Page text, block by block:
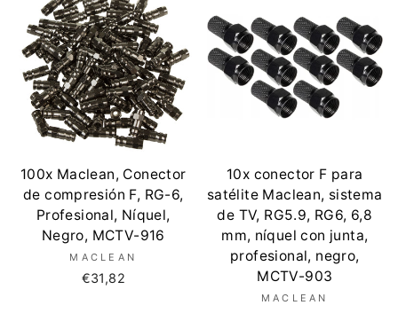
100x Maclean, Conector
de compresión F, RG-6,
Profesional, Níquel,
Negro, MCTV-916
MACLEAN
€31,82
10x conector F para
satélite Maclean, sistema
de TV, RG5.9, RG6, 6,8
mm, níquel con junta,
profesional, negro,
MCTV-903
MACLEAN